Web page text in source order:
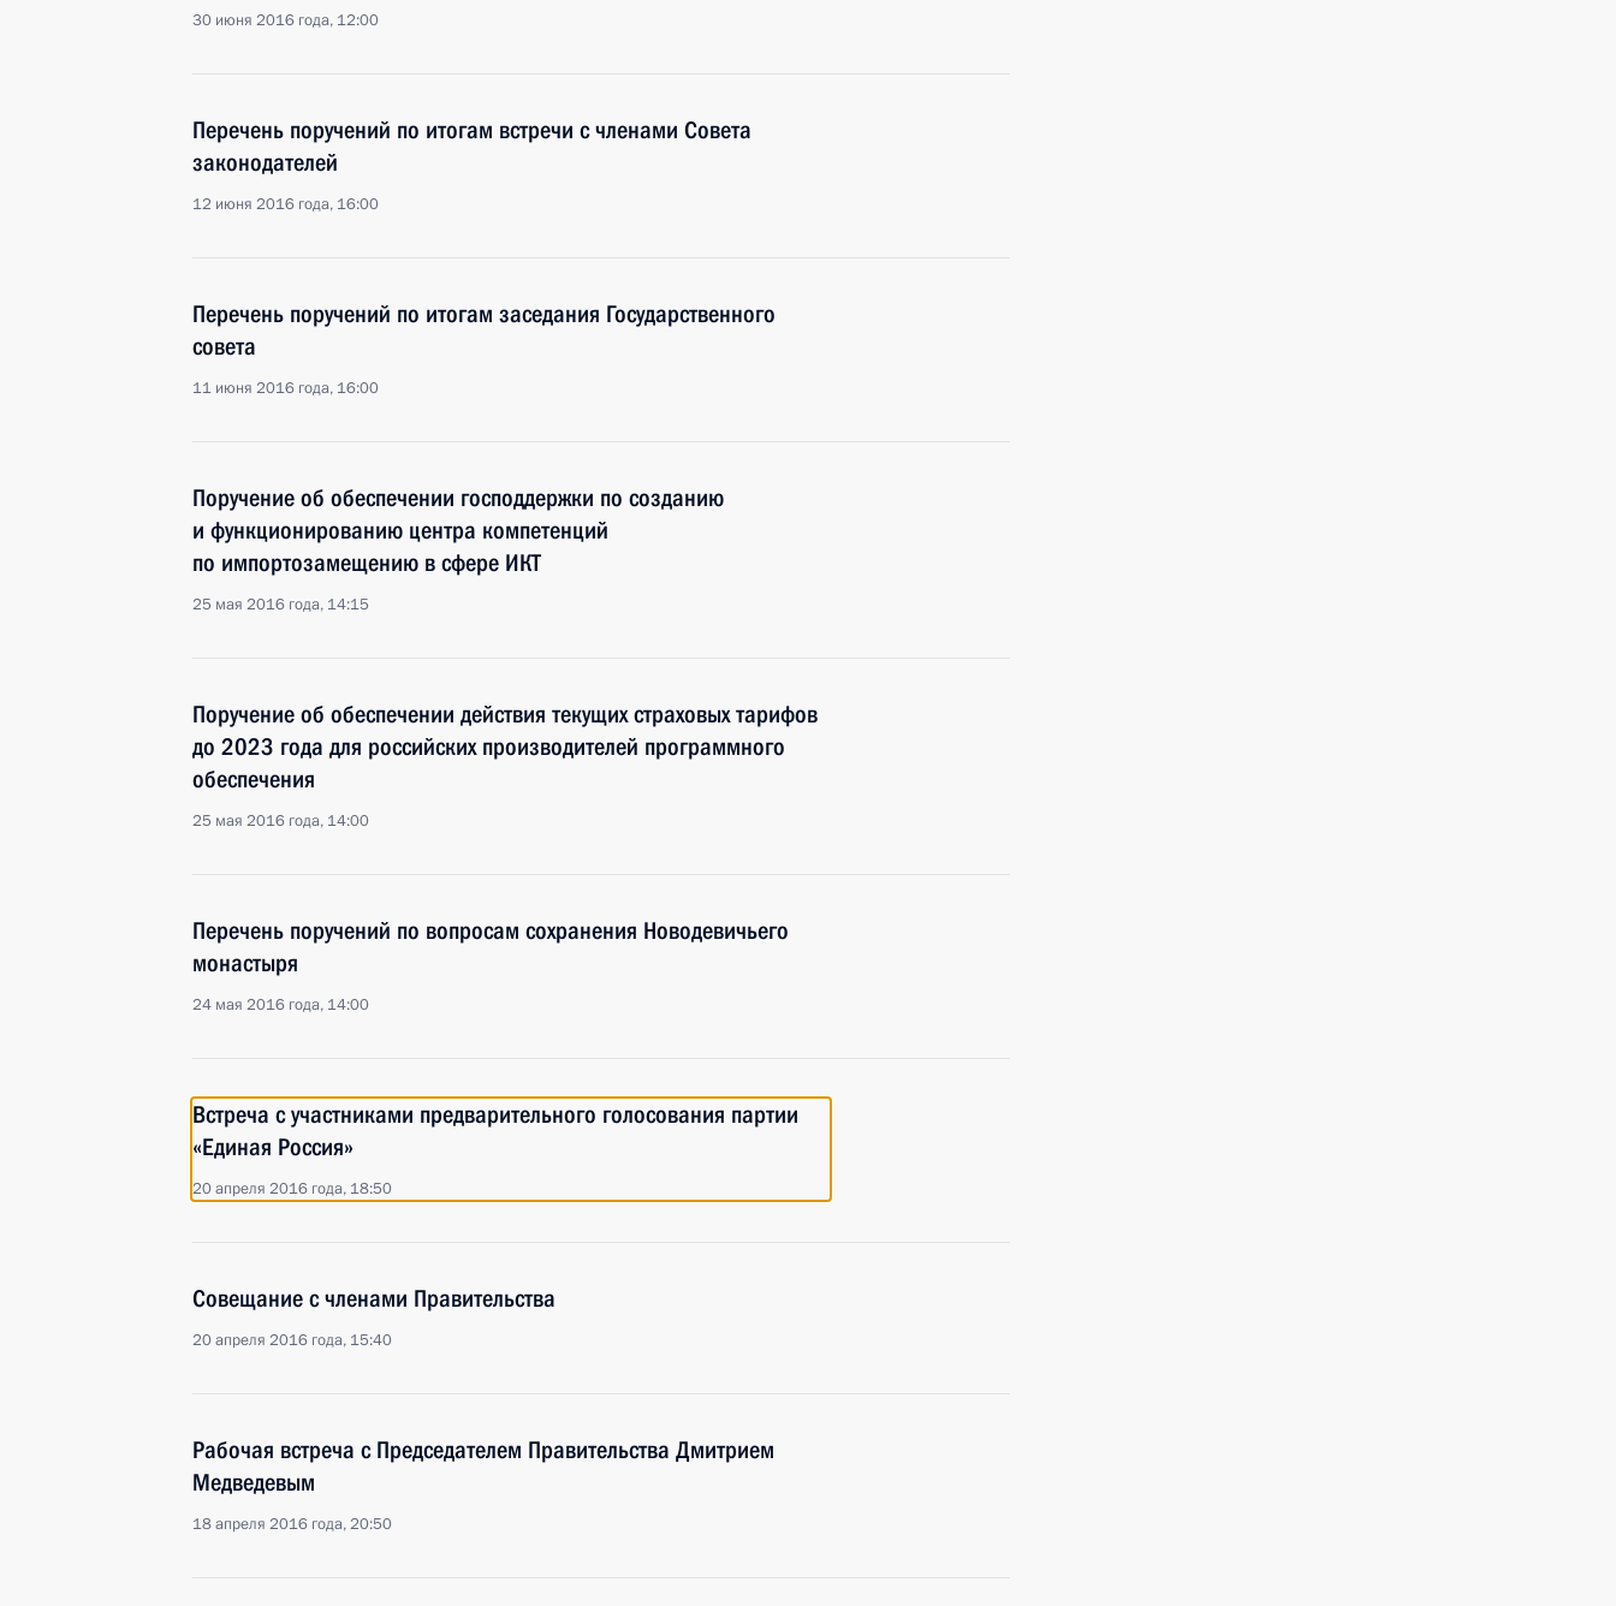
30 июня 2016 года, 12:00
Перечень поручений по итогам встречи с членами Совета
законодателей
12 июня 2016 года, 16:00
Перечень поручений по итогам заседания Государственного
совета
11 июня 2016 года, 16:00
Поручение об обеспечении господдержки по созданию
и функционированию центра компетенций
по импортозамещению в сфере ИКТ
25 мая 2016 года, 14:15
Поручение об обеспечении действия текущих страховых тарифов
до 2023 года для российских производителей программного
обеспечения
25 мая 2016 года, 14:00
Перечень поручений по вопросам сохранения Новодевичьего
монастыря
24 мая 2016 года, 14:00
Встреча с участниками предварительного голосования партии
«Единая Россия»
20 апреля 2016 года, 18:50
Совещание с членами Правительства
20 апреля 2016 года, 15:40
Рабочая встреча с Председателем Правительства Дмитрием
Медведевым
18 апреля 2016 года, 20:50